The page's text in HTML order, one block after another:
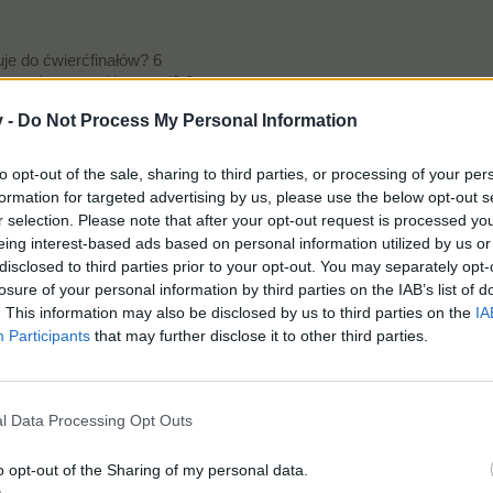
- Do Not Process My Personal Information
opt-out of the sale, sharing to third parties, or processing of your
for targeted advertising by us, please use the below opt-out
selection. Please note that after your opt-out request is processed
interest-based ads based on personal information utilized by us
to third parties prior to your opt-out. You may separately
of your personal information by third parties on the IAB’s list of
This information may also be disclosed by us to third parties on the
Participants that may further disclose it to other third parties.
Data Processing Opt Outs
opt-out of the Sharing of my personal data.
do ćwierćfinałów? 6
się rzutami karnymi? 0
(w podstawowym czasie gry)? 0
kartek? 0
Francja - Polska? 1:0